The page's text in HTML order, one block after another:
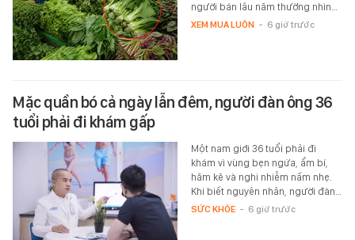
người bán lâu năm thường nhìn…
XEM MUA LUÔN - 6 giờ trước
Mặc quần bó cả ngày lẫn đêm, người đàn ông 36
tuổi phải đi khám gấp
Một nam giới 36 tuổi phải đi
khám vì vùng bẹn ngứa, ẩm bí,
hăm kẽ và nghi nhiễm nấm nhẹ.
Khi biết nguyên nhân, người đàn…
SỨC KHỎE - 6 giờ trước